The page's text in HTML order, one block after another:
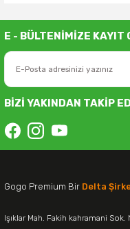
E - BÜLTENİMİZE KAYIT
BİZİ YAKINDAN TAKİP
Gogo Premium Bir Delta
Işıklar Mah. Fakih kahramani